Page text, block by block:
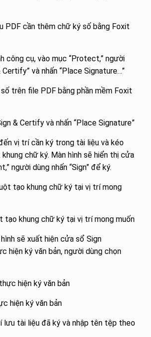
PDF cần thêm chữ ký số bằng Foxit
công cụ, vào mục “Protect,” người
Certify” và nhấn “Place Signature…”
& Certify và nhấn “Place Signature”
vị trí cần ký trong tài liệu và kéo
chữ ký. Màn hình sẽ hiển thị cửa
người dùng nhấn “Sign” để ký.
tạo khung chữ ký tại vị trí mong muốn
sẽ xuất hiện cửa sổ Sign
hiện ký văn bản, người dùng chọn
hiện ký văn bản
lưu tài liệu đã ký và nhập tên tệp theo